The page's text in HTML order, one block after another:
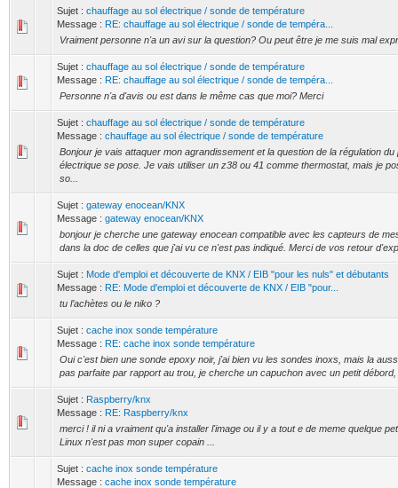
Sujet : chauffage au sol électrique / sonde de température
Message : RE: chauffage au sol électrique / sonde de tempéra...
Vraiment personne n'a un avi sur la question? Ou peut être je me suis mal
Sujet : chauffage au sol électrique / sonde de température
Message : RE: chauffage au sol électrique / sonde de tempéra...
Personne n'a d'avis ou est dans le même cas que moi? Merci
Sujet : chauffage au sol électrique / sonde de température
Message : chauffage au sol électrique / sonde de température
Bonjour je vais attaquer mon agrandissement et la question de la régulation
électrique se pose. Je vais utiliser un z38 ou 41 comme thermostat, mais je
so...
Sujet : gateway enocean/KNX
Message : gateway enocean/KNX
bonjour je cherche une gateway enocean compatible avec les capteurs de
dans la doc de celles que j'ai vu ce n'est pas indiqué. Merci de vos retour
Sujet : Mode d'emploi et découverte de KNX / EIB "pour les nuls" et débutants
Message : RE: Mode d'emploi et découverte de KNX / EIB "pour...
tu l’achètes ou le niko ?
Sujet : cache inox sonde température
Message : RE: cache inox sonde température
Oui c'est bien une sonde epoxy noir, j'ai bien vu les sondes inoxs, mais la
pas parfaite par rapport au trou, je cherche un capuchon avec un petit
Sujet : Raspberry/knx
Message : RE: Raspberry/knx
merci ! il ni a vraiment qu'a installer l'image ou il y a tout e de meme quelque
Linux n'est pas mon super copain ...
Sujet : cache inox sonde température
Message : cache inox sonde température